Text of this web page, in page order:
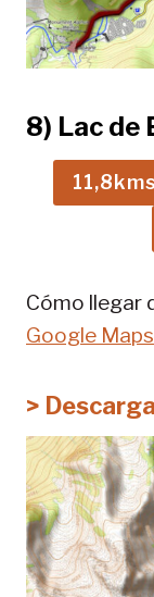
8) Lac de
Cómo llegar
Google Maps
>